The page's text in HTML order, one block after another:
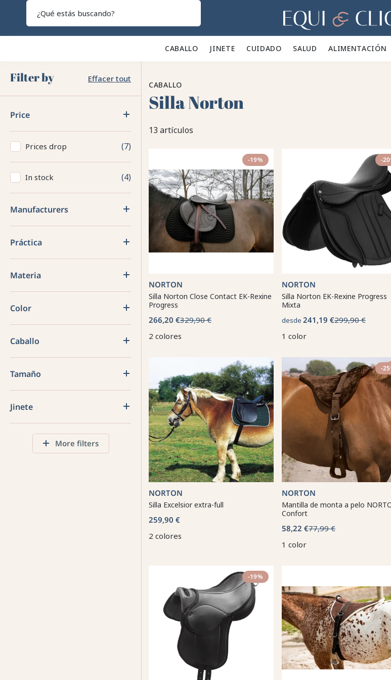
Hogar
CABALLO 🐎 JINETE 👕 CUIDADO 🪮 SALUD ✨ALIMENTACIÓN
Filter by Effacer tout
Price
Prices drop 7
In stock 4
Manufacturers
Práctica
Materia
Color
Caballo
Tamaño
Jinete
More filters
CABALLO
Silla Norton
13 artículos
-19%
NORTON
Silla Norton Close Contact EK-Rexine
Progress
266,20 €329,90 €
2 colores
-
NORTON
Silla Norton EK-Rexine Progress
Mixta
desde 241,19 €299,90 €
1 color
NORTON
Silla Excelsior extra-full
259,90 €
2 colores
-
NORTON
Mantilla de monta a pelo
Confort
58,22 €77,99 €
1 color
-19%